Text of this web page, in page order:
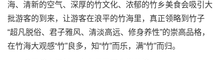
海、清新的空气、深厚的竹文化、浓郁的竹乡美食会吸引大
批游客的到来，让游客在浪平的竹海里，真正领略到竹子
“超凡脱俗、君子雅风、清淡高远、修身养性”的崇高品格，
在竹海大观感“竹”良多，知“竹”而乐，满“竹”而归。